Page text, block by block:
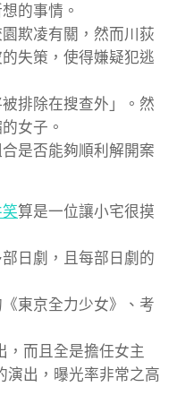
的事情。
欺凌有關，然而川荻
失策，使得嫌疑犯逃
排除在搜查外」。然
女子。
是否能夠順利解開案
算是一位讓小宅很摸
日劇，且每部日劇的
東京全力少女》、考
，而且全是擔任女主
演出，曝光率非常之高